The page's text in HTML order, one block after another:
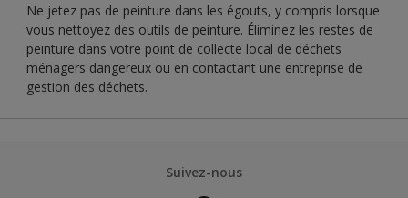
Ne jetez pas de peinture dans les égouts, y compris lorsque
vous nettoyez des outils de peinture. Éliminez les restes de
peinture dans votre point de collecte local de déchets
ménagers dangereux ou en contactant une entreprise de
gestion des déchets.
Suivez-nous